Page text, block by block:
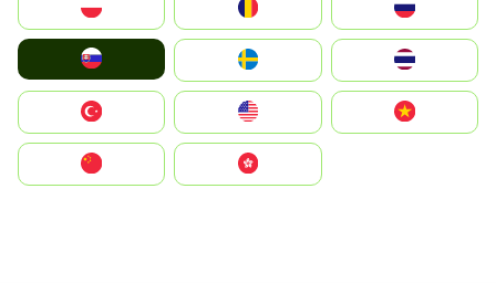
United States
中國香港特別行政區